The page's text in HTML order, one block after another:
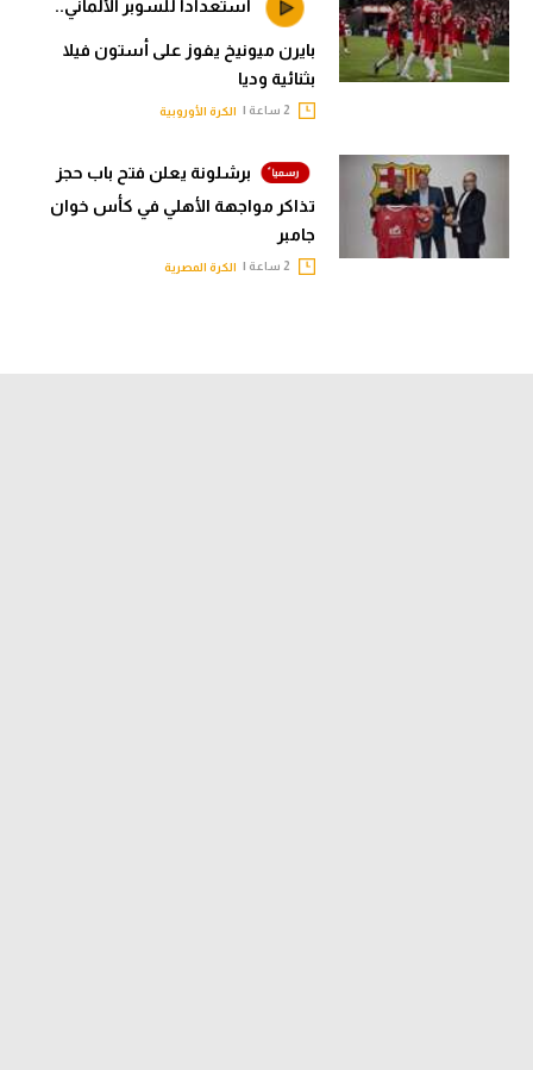
استعدادا للسوبر الألماني..
بايرن ميونيخ يفوز على أستون فيلا
بثنائية وديا
الكرة الأوروبية
برشلونة يعلن فتح باب حجز
تذاكر مواجهة الأهلي في كأس خوان
جامبر
الكرة المصرية